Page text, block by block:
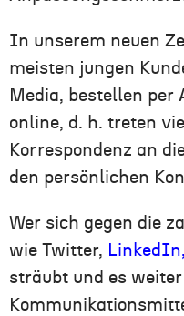
In unserem neuen
meisten jungen
Media, bestellen per
online, d. h. treten
Korrespondenz an
den persönlichen
Wer sich gegen die
wie Twitter,
sträubt und es